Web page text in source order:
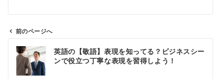
前のページへ
英語の【敬語】表現を知ってる？ビジネスシー
ンで役立つ丁寧な表現を習得しよう！